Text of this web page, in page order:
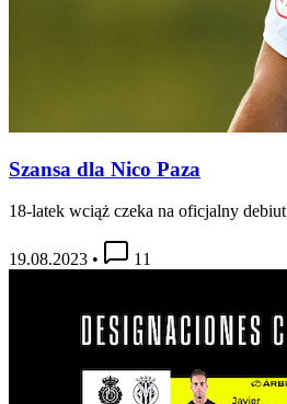
Szansa dla Nico Paza
18-latek wciąż czeka na oficjalny debiut
19.08.2023 • 11